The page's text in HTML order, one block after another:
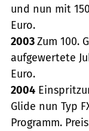
und nun mit
Euro.
2003Zum 100.
aufgewertete
Euro.
2004
Glide nun Typ
Programm.